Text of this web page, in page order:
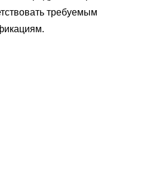
требуемым